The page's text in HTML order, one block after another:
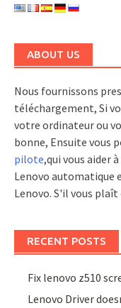
ABOUT US
Nous fournissons
téléchargement, Si
votre ordinateur ou
bonne, Ensuite vous
pilote,qui vous aider
Lenovo automatique
Lenovo. S'il vous
RECENT POSTS
Fix lenovo z510
Lenovo Driver